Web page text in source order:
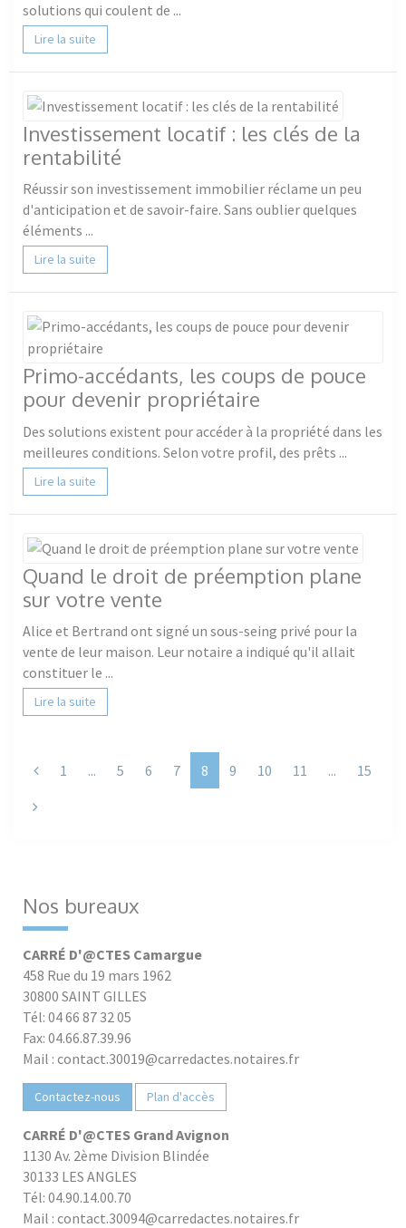
solutions qui coulent de ...
Lire la suite
Investissement locatif : les clés de la
rentabilité
Réussir son investissement immobilier réclame un peu
d'anticipation et de savoir-faire. Sans oublier quelques
éléments ...
Lire la suite
Primo-accédants, les coups de pouce
pour devenir propriétaire
Des solutions existent pour accéder à la propriété dans les
meilleures conditions. Selon votre profil, des prêts ...
Lire la suite
Quand le droit de préemption plane
sur votre vente
Alice et Bertrand ont signé un sous-seing privé pour la
vente de leur maison. Leur notaire a indiqué qu'il allait
constituer le ...
Lire la suite
Previous
1 ... 5 6 7 8 9 10 11 ...
15
Nos bureaux
CARRÉ D'@CTES Camargue
458 Rue du 19 mars 1962
30800 SAINT GILLES
Tél: 04 66 87 32 05
Fax: 04.66.87.39.96
Mail : contact.30019@carredactes.notaires.fr
Contactez-nous Plan d'accès
CARRÉ D'@CTES Grand Avignon
1130 Av. 2ème Division Blindée
30133 LES ANGLES
Tél: 04.90.14.00.70
Mail : contact.30094@carredactes.notaires.fr